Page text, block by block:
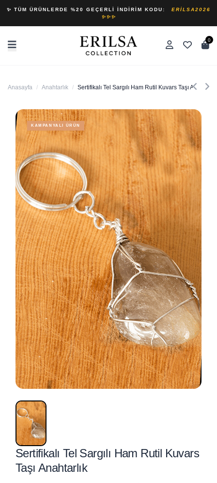
✨ TÜM ÜRÜNLERDE %20 GEÇERLI İNDIRIM KODU:
ERILSA2026
✨✨✨
0
Anasayfa / Anahtarlık / Sertifikalı Tel Sargılı Ham Rutil Kuvars Taşı Anahtarlık
KAMPANYALI ÜRÜN
Sertifikalı Tel Sargılı Ham Rutil Kuvars
Taşı Anahtarlık